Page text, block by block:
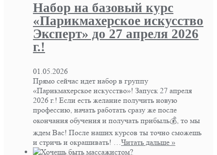
Набор на базовый курс
«Парикмахерское искусство
Эксперт» до 27 апреля 2026
г.!
01.05.2026
Прямо сейчас идет набор в группу
«Парикмахерское искусство»! Запуск 27 апреля
2026 г.! Если есть желание получить новую
профессию, начать работать сразу же после
окончания обучения и получать прибыль💰, то мы
ждем Вас! После наших курсов ты точно сможешь
и стричь и окрашивать! …Читать дальше »